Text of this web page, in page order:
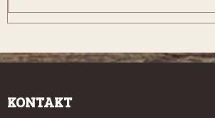
KONTAKT